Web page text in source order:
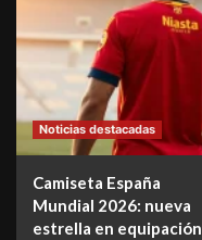
Noticias destacadas
Camiseta España
Mundial 2026: nueva
estrella en equipación